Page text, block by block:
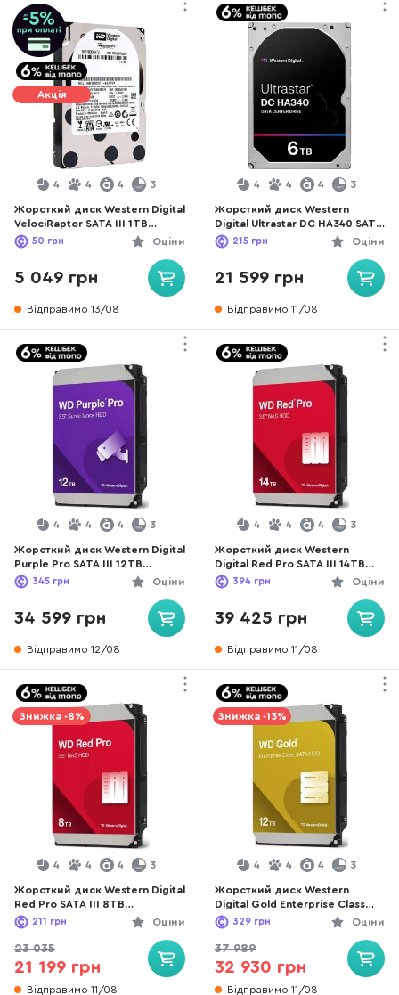
Акція
4 4 4 3
Жорсткий диск Western Digital
VelociRaptor SATA III 1TB
(WD1000CHTZ)
Оціни
50 грн
5 049 грн
Відправимо 13/08
4 4 4 3
Жорсткий диск Western
Digital Ultrastar DC HA340 SATA
III 6TB (WUS721206BLE6L4)Оціни
215 грн
21 599 грн
Відправимо 11/08
4 4 4 3
Жорсткий диск Western Digital
Purple Pro SATA III 12TB
(WD122PURP)
Оціни
345 грн
34 599 грн
Відправимо 12/08
4 4 4 3
Жорсткий диск Western
Digital Red Pro SATA III 14TB
(WD142KFGX)
Оціни
394 грн
39 425 грн
Відправимо 11/08
Знижка -8%
4 4 4 3
Жорсткий диск Western Digital
Red Pro SATA III 8TB
(WD8005FFBX)
Оціни
211 грн
23 035
21 199 грн
Відправимо 11/08
Знижка -13%
4 4 4 3
Жорсткий диск Western
Digital Gold Enterprise Class
SATA III 12TB (WD122KRYZ)Оціни
329 грн
37 989
32 930 грн
Відправимо 11/08